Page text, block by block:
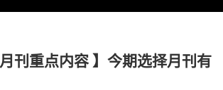
月刊重点内容 】今期选择月刊有